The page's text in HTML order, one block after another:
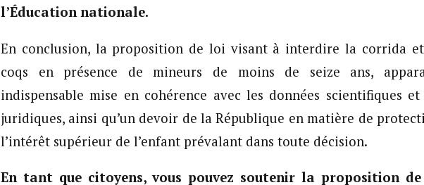
l’Éducation nationale.
En conclusion, la proposition de loi visant à interdire la corrida et
coqs en présence de mineurs de moins de seize ans,
indispensable mise en cohérence avec les données scientifiques
juridiques, ainsi qu’un devoir de la République en matière de
l’intérêt supérieur de l’enfant prévalant dans toute décision.
En tant que citoyens, vous pouvez soutenir la proposition